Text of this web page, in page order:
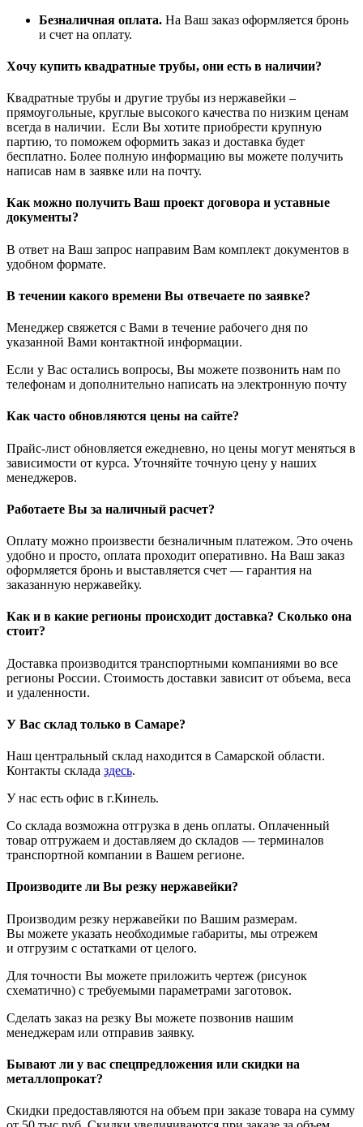
Безналичная оплата. На Ваш заказ оформляется бронь
и счет на оплату.
Хочу купить квадратные трубы, они есть в наличии?
Квадратные трубы и другие трубы из нержавейки –
прямоугольные, круглые высокого качества по низким ценам
всегда в наличии. Если Вы хотите приобрести крупную
партию, то поможем оформить заказ и доставка будет
бесплатно. Более полную информацию вы можете получить
написав нам в заявке или на почту.
Как можно получить Ваш проект договора и уставные
документы?
В ответ на Ваш запрос направим Вам комплект документов в
удобном формате.
В течении какого времени Вы отвечаете по заявке?
Менеджер свяжется с Вами в течение рабочего дня по
указанной Вами контактной информации.
Если у Вас остались вопросы, Вы можете позвонить нам по
телефонам и дополнительно написать на электронную почту
Как часто обновляются цены на сайте?
Прайс-лист обновляется ежедневно, но цены могут меняться в
зависимости от курса. Уточняйте точную цену у наших
менеджеров.
Работаете Вы за наличный расчет?
Оплату можно произвести безналичным платежом. Это очень
удобно и просто, оплата проходит оперативно. На Ваш заказ
оформляется бронь и выставляется счет — гарантия на
заказанную нержавейку.
Как и в какие регионы происходит доставка? Сколько она
стоит?
Доставка производится транспортными компаниями во все
регионы России. Стоимость доставки зависит от объема, веса
и удаленности.
У Вас склад только в Самаре?
Наш центральный склад находится в Самарской области.
Контакты склада здесь.
У нас есть офис в г.Кинель.
Со склада возможна отгрузка в день оплаты. Оплаченный
товар отгружаем и доставляем до складов — терминалов
транспортной компании в Вашем регионе.
Производите ли Вы резку нержавейки?
Производим резку нержавейки по Вашим размерам.
Вы можете указать необходимые габариты, мы отрежем
и отгрузим с остатками от целого.
Для точности Вы можете приложить чертеж (рисунок
схематично) с требуемыми параметрами заготовок.
Сделать заказ на резку Вы можете позвонив нашим
менеджерам или отправив заявку.
Бывают ли у вас спецпредложения или скидки на
металлопрокат?
Скидки предоставляются на объем при заказе товара на сумму